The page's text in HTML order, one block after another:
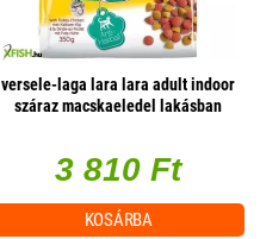
versele-laga lara lara adult indoor
száraz macskaeledel lakásban
3 810 Ft
KOSÁRBA